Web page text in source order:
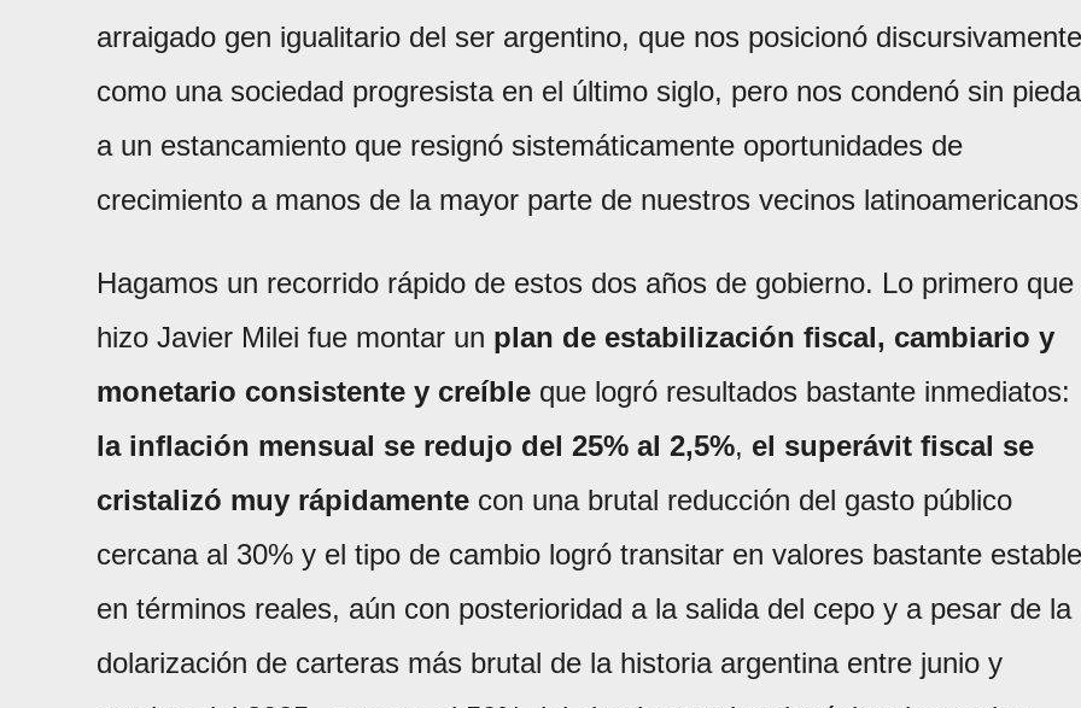
arraigado gen igualitario del ser argentino, que nos posicionó discursivamente
como una sociedad progresista en el último siglo, pero nos condenó sin
a un estancamiento que resignó sistemáticamente oportunidades de
crecimiento a manos de la mayor parte de nuestros vecinos
Hagamos un recorrido rápido de estos dos años de gobierno. Lo primero que
hizo Javier Milei fue montar un plan de estabilización fiscal, cambiario y
monetario consistente y creíble que logró resultados bastante inmediatos:
la inflación mensual se redujo del 25% al 2,5%, el superávit fiscal se
cristalizó muy rápidamente con una brutal reducción del gasto público
cercana al 30% y el tipo de cambio logró transitar en valores bastante
en términos reales, aún con posterioridad a la salida del cepo y a pesar de la
dolarización de carteras más brutal de la historia argentina entre junio y